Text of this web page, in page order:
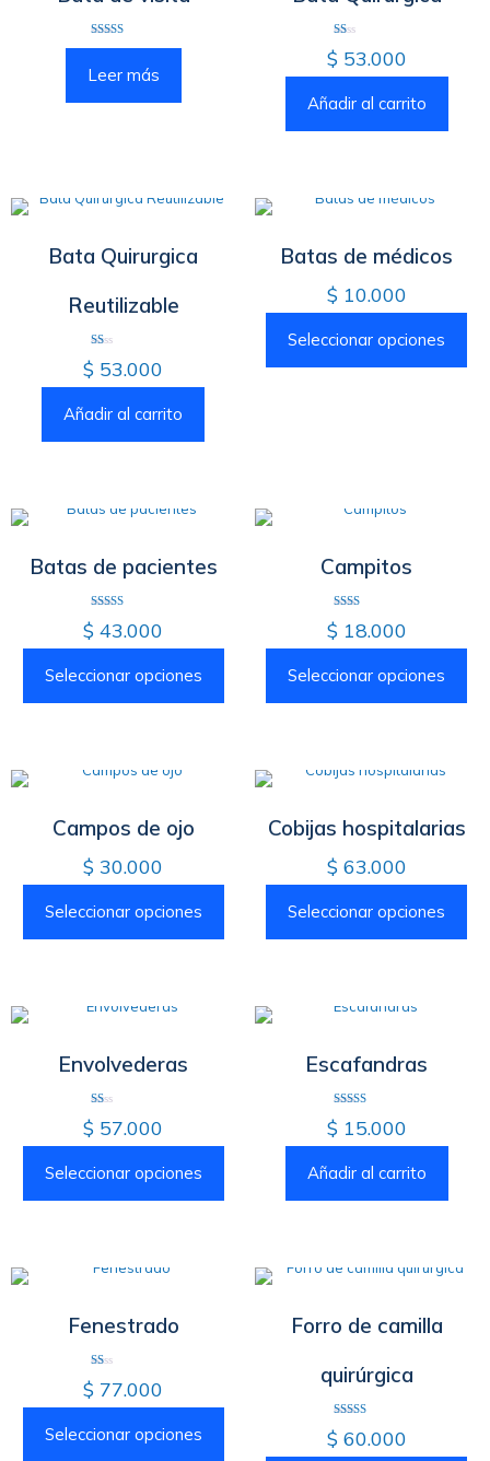
Valorado
3.50
de 5
Leer más
con
1.00
$ 53.000
Añadir al carrito
Bata Quirurgica
Reutilizable
con
1.00
$ 53.000
Añadir al carrito
Batas de médicos
$ 10.000
Seleccionar opciones
Batas de pacientes
con
$ 43.000
Seleccionar opciones
Campitos
con
$ 18.000
Seleccionar opciones
Campos de ojo
$ 30.000
Seleccionar opciones
Cobijas hospitalarias
$ 63.000
Seleccionar opciones
Envolvederas
con
1.00
5
$ 57.000
Seleccionar opciones
Escafandras
con
$ 15.000
Añadir al carrito
Fenestrado
con
1.00
5
$ 77.000
Seleccionar opciones
Forro de camilla
quirúrgica
con
$ 60.000